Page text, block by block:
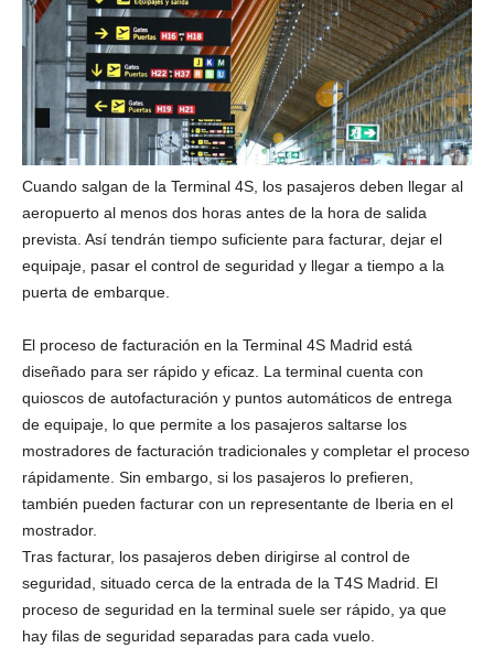
Cuando salgan de la Terminal 4S, los pasajeros deben llegar al
aeropuerto al menos dos horas antes de la hora de salida
prevista. Así tendrán tiempo suficiente para facturar, dejar el
equipaje, pasar el control de seguridad y llegar a tiempo a la
puerta de embarque.
El proceso de facturación en la Terminal 4S Madrid está
diseñado para ser rápido y eficaz. La terminal cuenta con
quioscos de autofacturación y puntos automáticos de entrega
de equipaje, lo que permite a los pasajeros saltarse los
mostradores de facturación tradicionales y completar el proceso
rápidamente. Sin embargo, si los pasajeros lo prefieren,
también pueden facturar con un representante de Iberia en el
mostrador.
Tras facturar, los pasajeros deben dirigirse al control de
seguridad, situado cerca de la entrada de la T4S Madrid. El
proceso de seguridad en la terminal suele ser rápido, ya que
hay filas de seguridad separadas para cada vuelo.